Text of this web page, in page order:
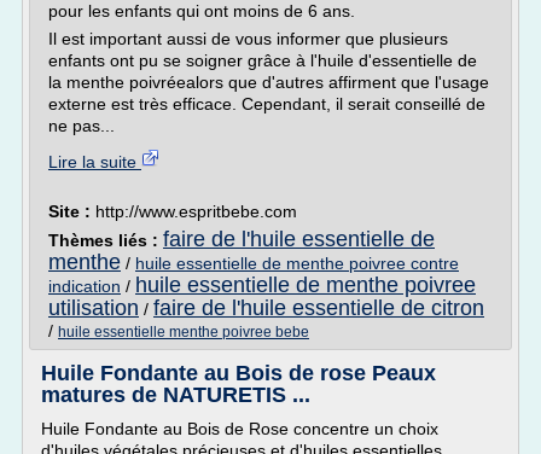
pour les enfants qui ont moins de 6 ans.
Il est important aussi de vous informer que plusieurs
enfants ont pu se soigner grâce à l'huile d'essentielle de
la menthe poivréealors que d'autres affirment que l'usage
externe est très efficace. Cependant, il serait conseillé de
ne pas...
Lire la suite
Site : http://www.espritbebe.com
Thèmes liés : faire de l'huile essentielle de
menthe / huile essentielle de menthe poivree contre
indication / huile essentielle de menthe poivree
utilisation / faire de l'huile essentielle de citron
/ huile essentielle menthe poivree bebe
Huile Fondante au Bois de rose Peaux
matures de NATURETIS ...
Huile Fondante au Bois de Rose concentre un choix